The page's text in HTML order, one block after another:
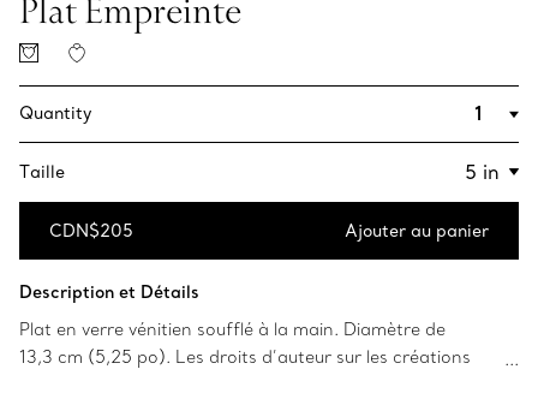
Plat Empreinte
Quantity
Taille
CDN$205 Ajouter au panier
Description et Détails
Plat en verre vénitien soufflé à la main. Diamètre de
13,3 cm (5,25 po). Les droits d’auteur sur les créations